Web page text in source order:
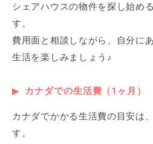
シェアハウスの物件を探し始め
す。
費用面と相談しながら、自分に
生活を楽しみましょう♪
カナダでの生活費（1ヶ月）
カナダでかかる生活費の目安は、
す。